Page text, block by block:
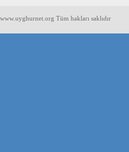
www.uyghurnet.org Tüm hakları saklıdır